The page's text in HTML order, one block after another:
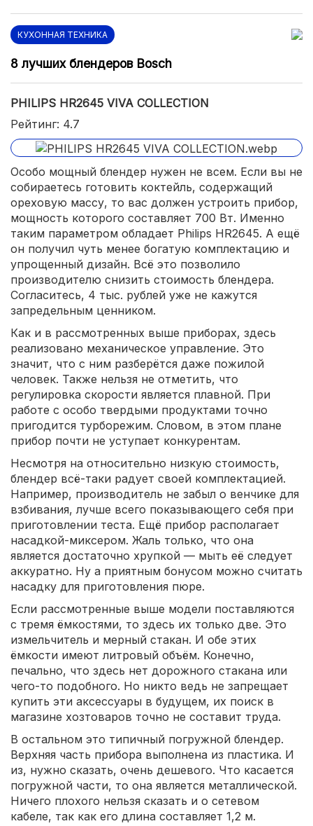
КУХОННАЯ ТЕХНИКА
8 лучших блендеров Bosch
PHILIPS HR2645 VIVA COLLECTION
Рейтинг: 4.7
Особо мощный блендер нужен не всем. Если вы не
собираетесь готовить коктейль, содержащий
ореховую массу, то вас должен устроить прибор,
мощность которого составляет 700 Вт. Именно
таким параметром обладает Philips HR2645. А ещё
он получил чуть менее богатую комплектацию и
упрощенный дизайн. Всё это позволило
производителю снизить стоимость блендера.
Согласитесь, 4 тыс. рублей уже не кажутся
запредельным ценником.
Как и в рассмотренных выше приборах, здесь
реализовано механическое управление. Это
значит, что с ним разберётся даже пожилой
человек. Также нельзя не отметить, что
регулировка скорости является плавной. При
работе с особо твердыми продуктами точно
пригодится турборежим. Словом, в этом плане
прибор почти не уступает конкурентам.
Несмотря на относительно низкую стоимость,
блендер всё-таки радует своей комплектацией.
Например, производитель не забыл о венчике для
взбивания, лучше всего показывающего себя при
приготовлении теста. Ещё прибор располагает
насадкой-миксером. Жаль только, что она
является достаточно хрупкой — мыть её следует
аккуратно. Ну а приятным бонусом можно считать
насадку для приготовления пюре.
Если рассмотренные выше модели поставляются
с тремя ёмкостями, то здесь их только две. Это
измельчитель и мерный стакан. И обе этих
ёмкости имеют литровый объём. Конечно,
печально, что здесь нет дорожного стакана или
чего-то подобного. Но никто ведь не запрещает
купить эти аксессуары в будущем, их поиск в
магазине хозтоваров точно не составит труда.
В остальном это типичный погружной блендер.
Верхняя часть прибора выполнена из пластика. И
из, нужно сказать, очень дешевого. Что касается
погружной части, то она является металлической.
Ничего плохого нельзя сказать и о сетевом
кабеле, так как его длина составляет 1,2 м.